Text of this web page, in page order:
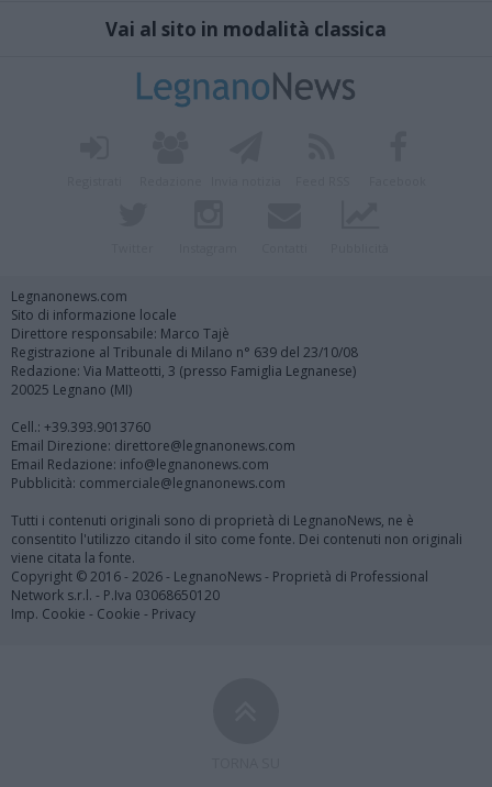
Vai al sito in modalità classica
Legnanonews.com
Sito di informazione locale
Direttore responsabile: Marco Tajè
Registrazione al Tribunale di Milano n° 639 del 23/10/08
Redazione: Via Matteotti, 3 (presso Famiglia Legnanese)
20025 Legnano (MI)
Cell.: +39.393.9013760
Email Direzione: direttore@legnanonews.com
Email Redazione: info@legnanonews.com
Pubblicità: commerciale@legnanonews.com
Tutti i contenuti originali sono di proprietà di LegnanoNews, ne è
consentito l'utilizzo citando il sito come fonte. Dei contenuti non originali
viene citata la fonte.
Copyright © 2016 - 2026 - LegnanoNews - Proprietà di Professional
Network s.r.l. - P.Iva 03068650120
Imp. Cookie - Cookie - Privacy